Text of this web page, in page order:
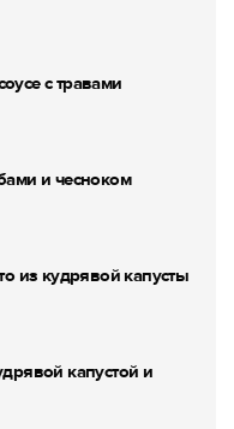
с травами
и чесноком
из кудрявой капусты
капустой и